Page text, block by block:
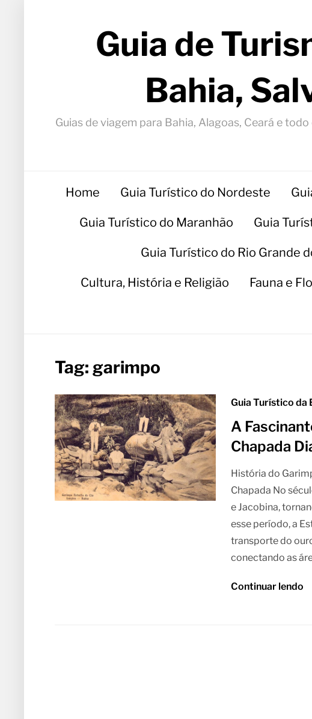
Guia de
Bahia,
Guias de viagem para Bahia, Alagoas, Ceará e
Home Guia Turístico do Nordeste
Guia Turístico do Maranhão Guia
Guia Turístico do Rio Grande
Cultura, História e Religião Fauna e
Tag: garimpo
Guia Turístico da
A
Chapada
História do
Chapada No
e Jacobina,
esse período, a
transporte do
conectando as
Continuar lendo